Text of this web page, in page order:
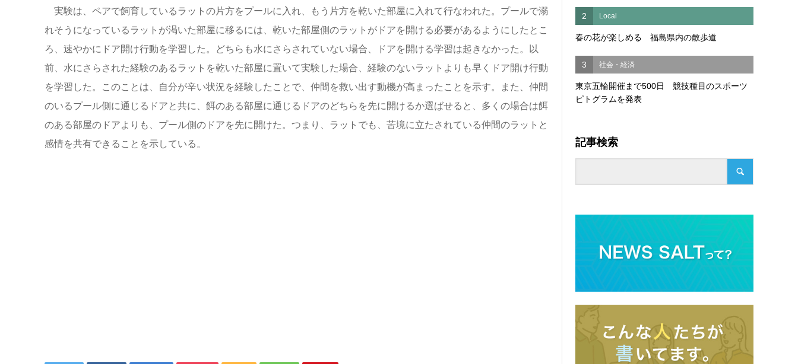
実験は、ペアで飼育しているラットの片方をプールに入れ、もう片方を乾いた部屋に入れて行なわれた。プールで溺
れそうになっているラットが渇いた部屋に移るには、乾いた部屋側のラットがドアを開ける必要があるようにしたとこ
ろ、速やかにドア開け行動を学習した。どちらも水にさらされていない場合、ドアを開ける学習は起きなかった。以
前、水にさらされた経験のあるラットを乾いた部屋に置いて実験した場合、経験のないラットよりも早くドア開け行動
を学習した。このことは、自分が辛い状況を経験したことで、仲間を救い出す動機が高まったことを示す。また、仲間
のいるプール側に通じるドアと共に、餌のある部屋に通じるドアのどちらを先に開けるか選ばせると、多くの場合は餌
のある部屋のドアよりも、プール側のドアを先に開けた。つまり、ラットでも、苦境に立たされている仲間のラットと
感情を共有できることを示している。
2 Local
春の花が楽しめる 福島県内の散歩道
3 社会・経済
東京五輪開催まで500日 競技種目のスポーツ
ピトグラムを発表
記事検索